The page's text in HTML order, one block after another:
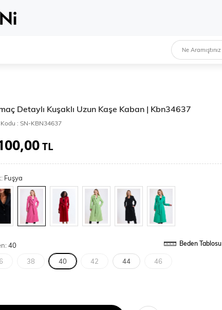
Detaylı Kuşaklı Uzun Kaşe Kaban | Kbn34637
: SN-KBN34637
TL
Fuşya
40 Beden Tablosu
38 40 42 44 46